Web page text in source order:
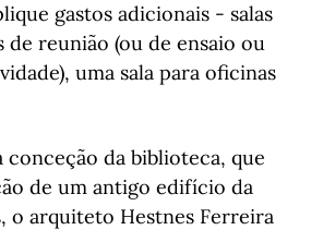
gastos adicionais - salas
de reunião (ou de ensaio ou
uma sala para oficinas
da biblioteca, que
de um antigo edifício da
o arquiteto Hestnes Ferreira